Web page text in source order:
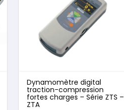
Dynamomètre digital
traction-compression
fortes charges – Série ZTS –
ZTA